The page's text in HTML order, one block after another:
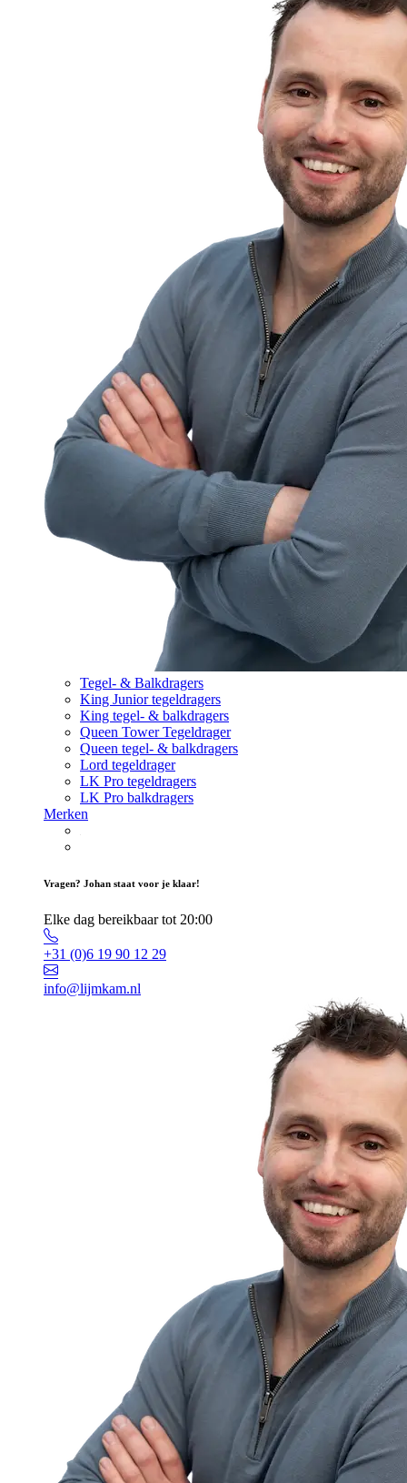
Tegel- & Balkdragers
King Junior tegeldragers
King tegel- & balkdragers
Queen Tower Tegeldrager
Queen tegel- & balkdragers
Lord tegeldrager
LK Pro tegeldragers
LK Pro balkdragers
Merken
Vragen? Johan staat voor je klaar!
Elke dag bereikbaar tot 20:00
+31 (0)6 19 90 12 29
info@lijmkam.nl